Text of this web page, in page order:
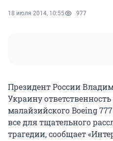
18 июля 2014, 10:55 977
Президент России
Украину
малайзийского Boeing
все для тщательного
трагедии, сообщает